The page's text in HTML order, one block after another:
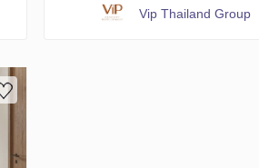
Vip Thailand Group